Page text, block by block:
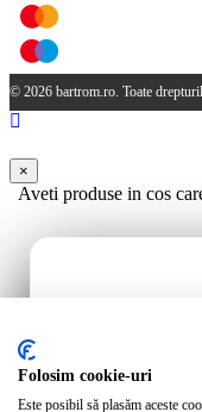
© 2026 bartrom.ro. Toate
×
Aveti produse in cos
Folosim cookie-uri
Este posibil să plasăm aceste